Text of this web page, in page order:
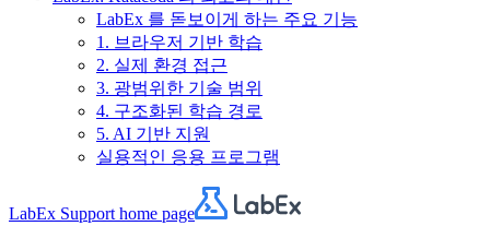
LabEx 를 돋보이게 하는 주요 기능
1. 브라우저 기반 학습
2. 실제 환경 접근
3. 광범위한 기술 범위
4. 구조화된 학습 경로
5. AI 기반 지원
실용적인 응용 프로그램
LabEx Support home page